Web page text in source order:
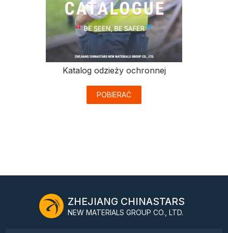
Katalog odzieży ochronnej
POBIERAĆ
ZHEJIANG CHINASTARS
NEW MATERIALS GROUP CO., LTD.